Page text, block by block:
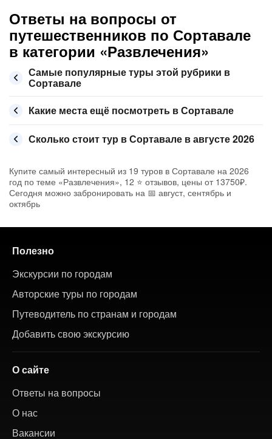
Ответы на вопросы от
путешественников по Сортавале
в категории «Развлечения»
Самые популярные туры этой рубрики в
Сортавале
Какие места ещё посмотреть в Сортавале
Сколько стоит тур в Сортавале в августе 2026
Купите самый интересный из 19 туров в Сортавале на 2026
год по теме «Развлечения», 12 ⭐ отзывов, цены от 13750₽.
Сегодня можно забронировать на 📅 август, сентябрь и
октябрь
Полезно
Экскурсии по городам
Авторские туры по городам
Путеводитель по странам и городам
Добавить свою экскурсию
О сайте
Ответы на вопросы
О нас
Вакансии